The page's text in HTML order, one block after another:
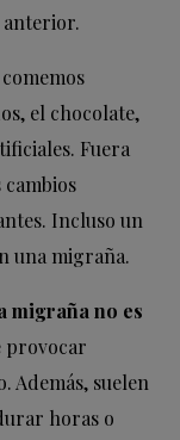
anterior.
el chocolate,
Fuera
Incluso un
una migraña.
migraña no es
provocar
Además, suelen
horas o